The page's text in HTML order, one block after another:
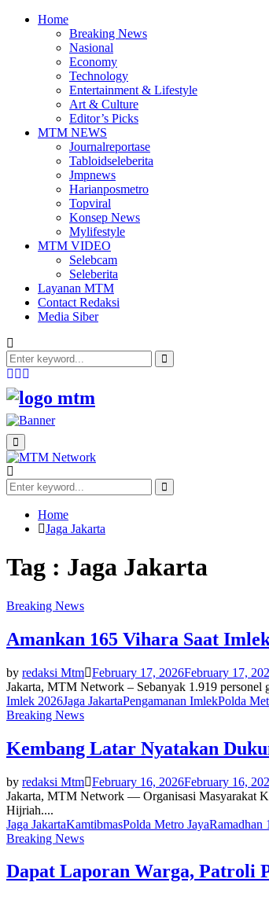
Home
Breaking News
Nasional
Economy
Technology
Entertainment & Lifestyle
Art & Culture
Editor’s Picks
MTM NEWS
Journalreportase
Tabloidseleberita
Jmpnews
Harianposmetro
Topviral
Konsep News
Mylifestyle
MTM VIDEO
Selebcam
Seleberita
Layanan MTM
Contact Redaksi
Media Siber
Search
for:
Search
Facebook
Twitter
Primary
Menu
Search
for:
Search
Home
Jaga Jakarta
Tag : Jaga Jakarta
Breaking News
Amankan 165 Vihara Saat
by redaksi Mtm February 17, 2026February 17,
Jakarta, MTM Network – Sebanyak 1.919 personel
Imlek 2026Jaga JakartaPengamanan ImlekPolda
Breaking News
Kembang Latar Nyatakan
by redaksi Mtm February 16, 2026February 16,
Jakarta, MTM Network — Organisasi Masyarakat
Hijriah....
Jaga JakartaKamtibmasPolda Metro JayaRamadhan
Breaking News
Dapat Laporan Warga, Patroli